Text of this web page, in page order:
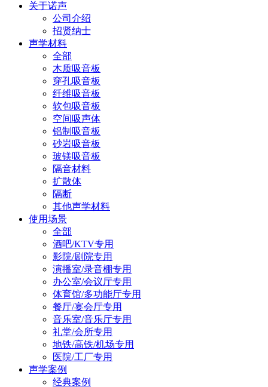
关于诺声
公司介绍
招贤纳士
声学材料
全部
木质吸音板
穿孔吸音板
纤维吸音板
软包吸音板
空间吸声体
铝制吸音板
砂岩吸音板
玻镁吸音板
隔音材料
扩散体
隔断
其他声学材料
使用场景
全部
酒吧/KTV专用
影院/剧院专用
演播室/录音棚专用
办公室/会议厅专用
体育馆/多功能厅专用
餐厅/宴会厅专用
音乐室/音乐厅专用
礼堂/会所专用
地铁/高铁/机场专用
医院/工厂专用
声学案例
经典案例